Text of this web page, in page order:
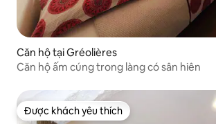
Căn hộ tại Gréolières
Căn hộ ấm cúng trong làng có sân hiên
Được khách yêu thích
Được khách yêu thích